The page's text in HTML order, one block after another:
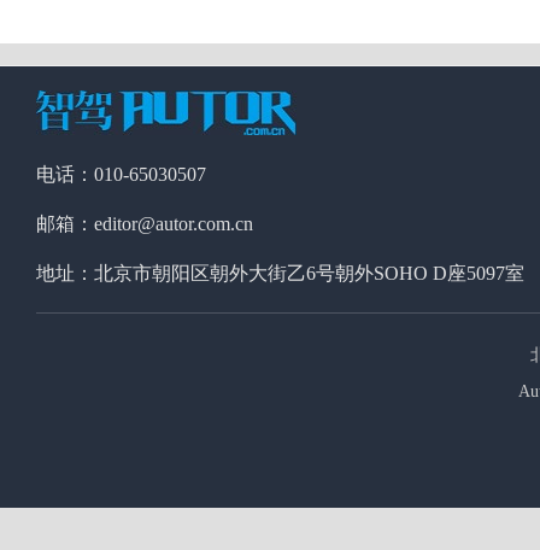
电话：010-65030507
邮箱：editor@autor.com.cn
地址：北京市朝阳区朝外大街乙6号朝外SOHO D座5097室